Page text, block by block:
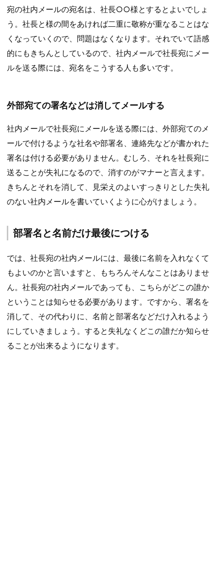
宛の社内メールの宛名は、社長○○様とするとよいでしょ
う。社長と様の間をあければ二重に敬称が重なることはな
くなっていくので、問題はなくなります。それでいて語感
的にもきちんとしているので、社内メールで社長宛にメー
ルを送る際には、宛名をこうする人も多いです。
外部宛ての署名などは消してメールする
社内メールで社長宛にメールを送る際には、外部宛てのメ
ールで付けるような社名や部署名、連絡先などが書かれた
署名は付ける必要がありません。むしろ、それを社長宛に
送ることが失礼になるので、消すのがマナーと言えます。
きちんとそれを消して、見栄えのよいすっきりとした失礼
のない社内メールを書いていくように心がけましょう。
部署名と名前だけ最後につける
では、社長宛の社内メールには、最後に名前を入れなくて
もよいのかと言いますと、もちろんそんなことはありませ
ん。社長宛の社内メールであっても、こちらがどこの誰か
ということは知らせる必要があります。ですから、署名を
消して、その代わりに、名前と部署名などだけ入れるよう
にしていきましょう。すると失礼なくどこの誰だか知らせ
ることが出来るようになります。